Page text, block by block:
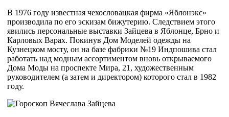
В 1976 году известная чехословацкая фирма «Яблонэкс»
производила по его эскизам бижутерию. Следствием этого
явились персональные выставки Зайцева в Яблонце, Брно и
Карловых Варах. Покинув Дом Моделей одежды на
Кузнецком мосту, он на базе фабрики №19 Индпошива стал
работать над модным ассортиментом вновь открываемого
Дома Моды на проспекте Мира, 21, художественным
руководителем (а затем и директором) которого стал в 1982
году.